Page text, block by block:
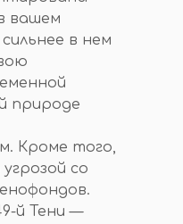
вашем
в нем
природе
Кроме того,
со
й Тени —